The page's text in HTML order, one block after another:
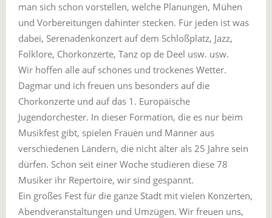
man sich schon vorstellen, welche Planungen, Mühen
und Vorbereitungen dahinter stecken. Für jeden ist was
dabei, Serenadenkonzert auf dem Schloßplatz, Jazz,
Folklore, Chorkonzerte, Tanz op de Deel usw. usw.
Wir hoffen alle auf schönes und trockenes Wetter.
Dagmar und ich freuen uns besonders auf die
Chorkonzerte und auf das 1. Europäische
Jugendorchester. In dieser Formation, die es nur beim
Musikfest gibt, spielen Frauen und Männer aus
verschiedenen Ländern, die nicht älter als 25 Jahre sein
dürfen. Schon seit einer Woche studieren diese 78
Musiker ihr Repertoire, wir sind gespannt.
Ein großes Fest für die ganze Stadt mit vielen Konzerten,
Abendveranstaltungen und Umzügen. Wir freuen uns,